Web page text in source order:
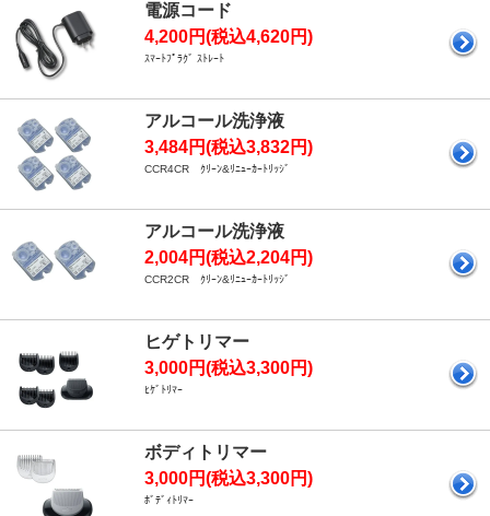
電源コード
4,200円(税込4,620円)
ｽﾏｰﾄﾌﾟﾗｸﾞ ｽﾄﾚｰﾄ
アルコール洗浄液
3,484円(税込3,832円)
CCR4CR ｸﾘｰﾝ&ﾘﾆｭｰｶｰﾄﾘｯｼﾞ
アルコール洗浄液
2,004円(税込2,204円)
CCR2CR ｸﾘｰﾝ&ﾘﾆｭｰｶｰﾄﾘｯｼﾞ
ヒゲトリマー
3,000円(税込3,300円)
ﾋｹﾞﾄﾘﾏｰ
ボディトリマー
3,000円(税込3,300円)
ﾎﾞﾃﾞｨﾄﾘﾏｰ